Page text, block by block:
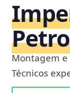
Montagem
Técnicos